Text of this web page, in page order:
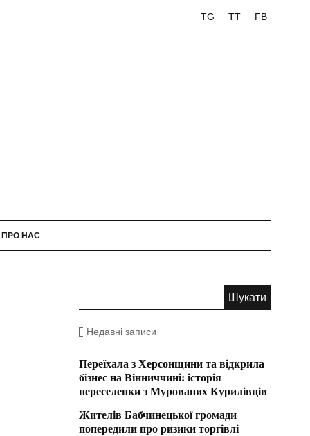
FB
TT
TG
ПРО НАС
Недавні записи
Переїхала з Херсонщини та відкрила
бізнес на Вінниччині: історія
переселенки з Мурованих Курилівців
Жителів Бабчинецької громади
попередили про ризики торгівлі